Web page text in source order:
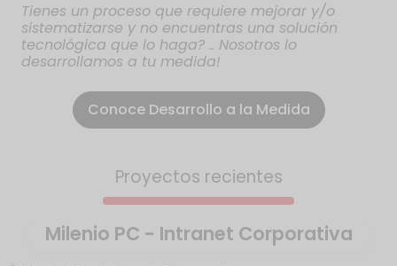
Tienes un proceso que requiere mejorar y/o
sistematizarse y no encuentras una solución
tecnológica que lo haga? .. Nosotros lo
desarrollamos a tu medida!
Conoce Desarrollo a la Medida
Proyectos recientes
Milenio PC - Intranet Corporativa